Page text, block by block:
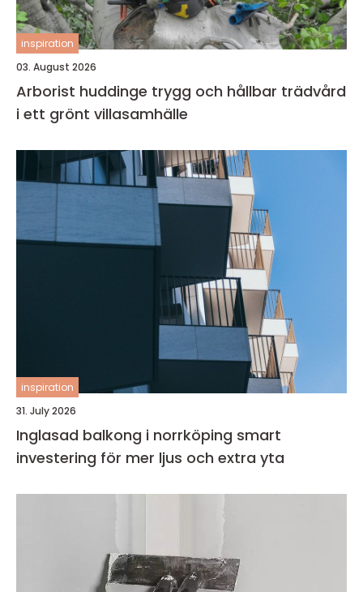
inspiration
03. August 2026
Arborist huddinge trygg och hållbar trädvård
i ett grönt villasamhälle
inspiration
31. July 2026
Inglasad balkong i norrköping smart
investering för mer ljus och extra yta